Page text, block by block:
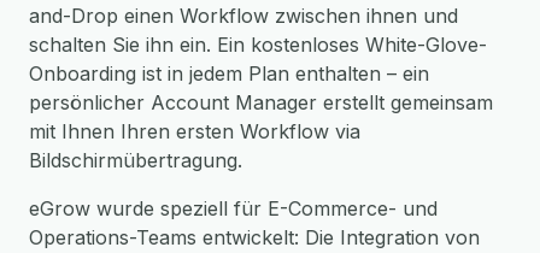
and-Drop einen Workflow zwischen ihnen und
schalten Sie ihn ein. Ein kostenloses White-Glove-
Onboarding ist in jedem Plan enthalten – ein
persönlicher Account Manager erstellt gemeinsam
mit Ihnen Ihren ersten Workflow via
Bildschirmübertragung.
eGrow wurde speziell für E-Commerce- und
Operations-Teams entwickelt: Die Integration von